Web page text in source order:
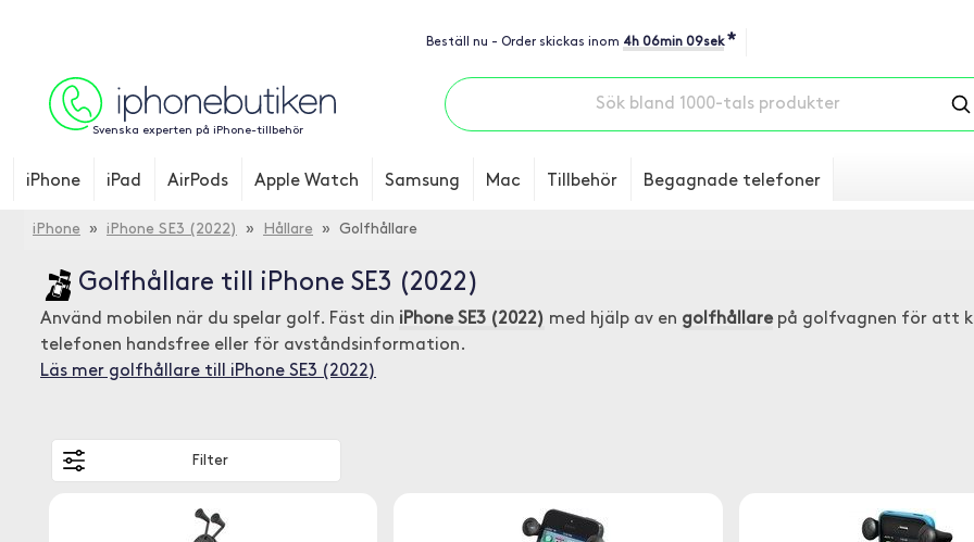
Beställ nu - Order skickas inom 4h 06min 08sek *
Svenska experten på iPhone-tillbehör
iPhone iPad AirPods Apple Watch Samsung Mac Tillbehör Begagnade telefoner
iPhone » iPhone SE3 (2022) » Hållare » Golfhållare
Golfhållare till iPhone SE3 (2022)
Använd mobilen när du spelar golf. Fäst din iPhone SE3 (2022) med hjälp av en golfhållare på golfvagnen för att
telefonen handsfree eller för avståndsinformation.
Läs mer golfhållare till iPhone SE3 (2022)
Filter